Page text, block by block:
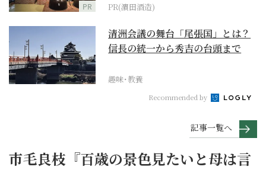
PR PR(濵田酒造)
清洲会議の舞台「尾張国」とは？
信長の統一から秀吉の台頭まで
趣味･教養
Recommended by
記事一覧へ
市毛良枝『百歳の景色見たいと母は言